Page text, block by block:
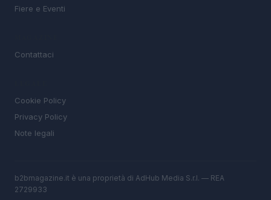
Fiere e Eventi
Contattaci
Cookie Policy
Privacy Policy
Note legali
b2bmagazine.it è una proprietà di AdHub Media S.r.l. — REA
2729933